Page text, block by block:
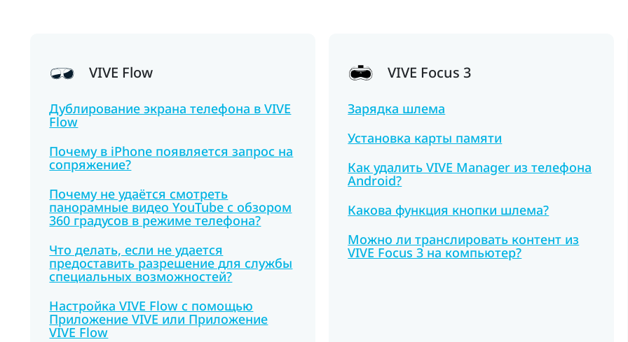
VIVE Flow
Дублирование экрана телефона в VIVE
Flow
Почему в iPhone появляется запрос на
сопряжение?
Почему не удаётся смотреть
панорамные видео YouTube с обзором
360 градусов в режиме телефона?
Что делать, если не удается
предоставить разрешение для службы
специальных возможностей?
Настройка VIVE Flow с помощью
Приложение VIVE или Приложение
VIVE Flow
VIVE Focus 3
Зарядка шлема
Установка карты памяти
Как удалить VIVE Manager из телефона
Android?
Какова функция кнопки шлема?
Можно ли транслировать контент из
VIVE Focus 3 на компьютер?